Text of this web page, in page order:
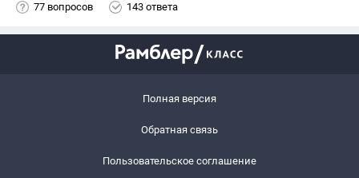
77 вопросов 143 ответа
Полная версия
Обратная связь
Пользовательское соглашение